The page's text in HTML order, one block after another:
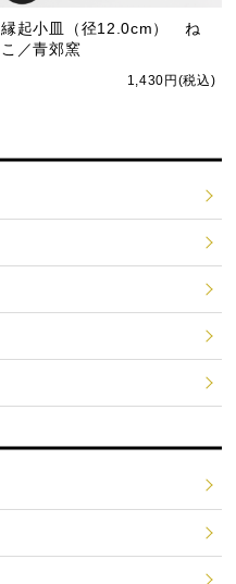
縁起小皿（径12.0cm） ね
こ／青郊窯
1,430円(税込)